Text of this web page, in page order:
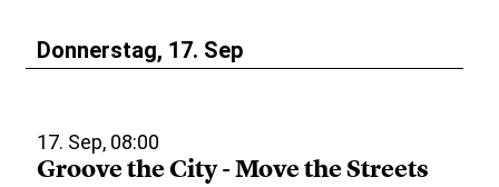
Donnerstag, 17. Sep
17. Sep, 08:00
Groove the City - Move the Streets